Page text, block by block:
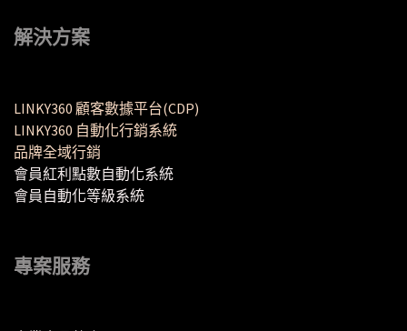
解決方案
LINKY360 顧客數據平台(CDP)
LINKY360 自動化行銷系統
品牌全域行銷
會員紅利點數自動化系統
會員自動化等級系統
專案服務